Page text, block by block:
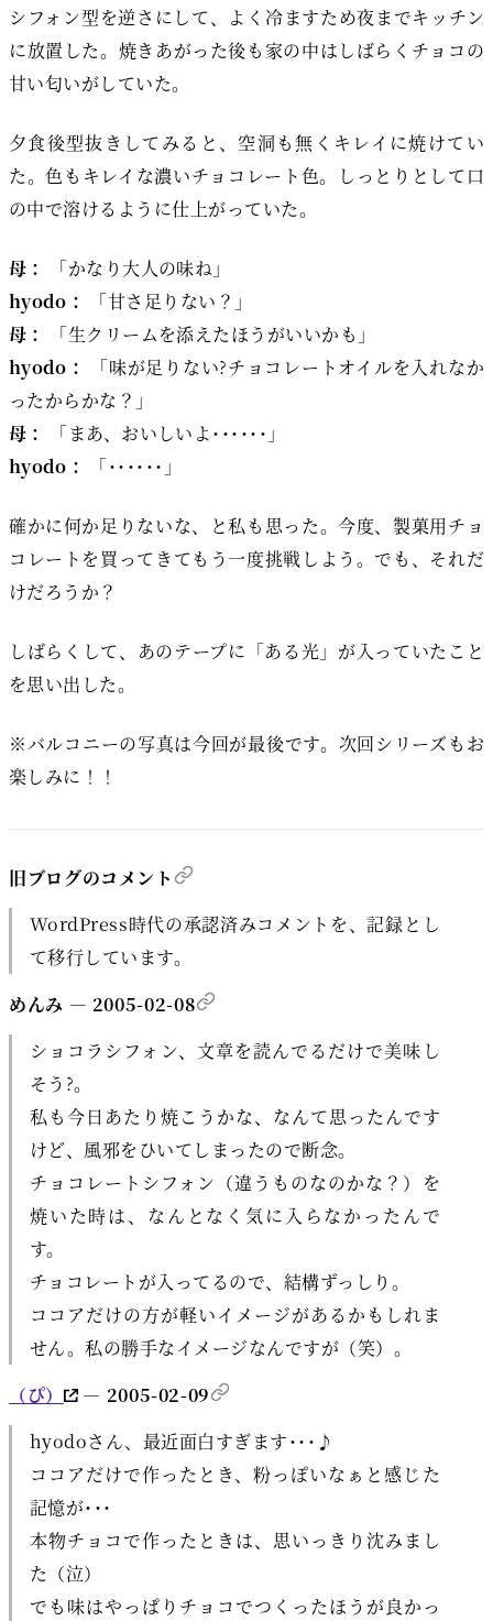
シフォン型を逆さにして、よく冷ますため夜までキッチン
に放置した。焼きあがった後も家の中はしばらくチョコの
甘い匂いがしていた。
夕食後型抜きしてみると、空洞も無くキレイに焼けてい
た。色もキレイな濃いチョコレート色。しっとりとして口
の中で溶けるように仕上がっていた。
母：
「かなり大人の味ね」
hyodo：
「甘さ足りない？」
母：
「生クリームを添えたほうがいいかも」
hyodo：
「味が足りない?チョコレートオイルを入れなか
ったからかな？」
母：
「まあ、おいしいよ･･････」
hyodo：
「･･････」
確かに何か足りないな、と私も思った。今度、製菓用チョ
コレートを買ってきてもう一度挑戦しよう。でも、それだ
けだろうか？
しばらくして、あのテープに「ある光」が入っていたこと
を思い出した。
※バルコニーの写真は今回が最後です。次回シリーズもお
楽しみに！！
旧ブログのコメント
WordPress時代の承認済みコメントを、記録とし
て移行しています。
めんみ — 2005-02-08
ショコラシフォン、文章を読んでるだけで美味し
そう?。
私も今日あたり焼こうかな、なんて思ったんです
けど、風邪をひいてしまったので断念。
チョコレートシフォン（違うものなのかな？）を
焼いた時は、なんとなく気に入らなかったんで
す。
チョコレートが入ってるので、結構ずっしり。
ココアだけの方が軽いイメージがあるかもしれま
せん。私の勝手なイメージなんですが（笑）。
（ぴ）
— 2005-02-09
hyodoさん、最近面白すぎます･･･♪
ココアだけで作ったとき、粉っぽいなぁと感じた
記憶が･･･
本物チョコで作ったときは、思いっきり沈みまし
た（泣）
でも味はやっぱりチョコでつくったほうが良かっ